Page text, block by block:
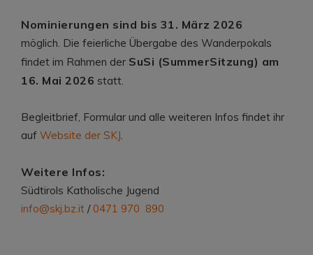
Nominierungen sind bis 31. März 2026
möglich. Die feierliche Übergabe des Wanderpokals
findet im Rahmen der SuSi (SummerSitzung) am
16. Mai 2026 statt.
Begleitbrief, Formular und alle weiteren Infos findet ihr
auf Website der SKJ
Weitere Infos:
Südtirols Katholische Jugend
info@skj.bz.it / 0471 970 890